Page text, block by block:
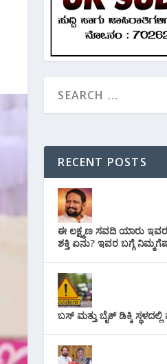
RECENT POSTS
ಈ ಲಕ್ಷ್ಮಣ ಸವದಿ ಯಾರು
ಶಕ್ತಿ ಏನು? ಇವರ ಬಗ್ಗೆ
ಬಸ್ ಮತ್ತು ಬೈಕ್ ಡಿಕ್ಕಿ